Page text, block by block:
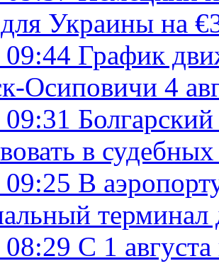
для Украины на
График
Осиповичи 4
в
В
терминал
С 1